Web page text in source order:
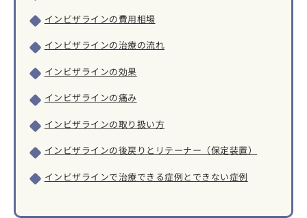
インビザラインの費用相場
インビザラインの治療の流れ
インビザラインの効果
インビザラインの痛み
インビザラインの取り扱い方
インビザラインの後戻りとリテーナー（保定装置）
インビザラインで治療できる症例とできない症例